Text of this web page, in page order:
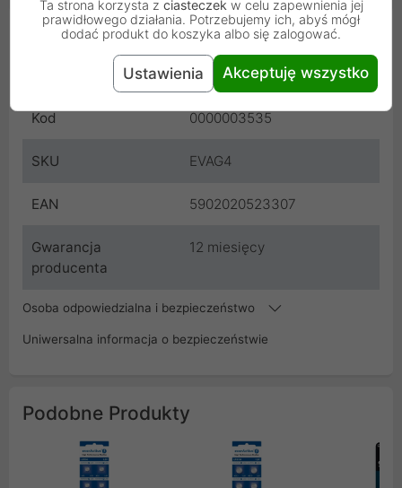
Cechy produktu
everActive
Kod 0000003535
SKU EVAG4
EAN 5902020523307
Gwarancja
producenta
12 miesięcy
Osoba odpowiedzialna i bezpieczeństwo
Uniwersalna informacja o bezpieczeństwie
Podobne Produkty
Ta strona korzysta z ciasteczekw celu zapewnienia jej
prawidłowego działania. Potrzebujemy ich, abyś mógł
dodać produkt do koszyka albo się zalogować.
Ustawienia Akceptuję wszystko